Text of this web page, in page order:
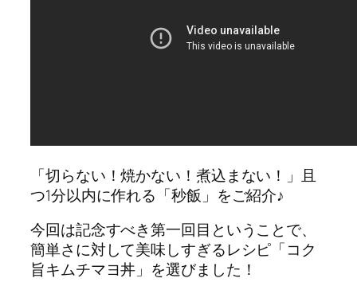
「切らない！焼かない！煮込まない！」且
つ1分以内に作れる「秒飯」をご紹介♪
今回は記念すべき第一回目ということで、
簡単さに対して美味しすぎるレシピ「コク
旨キムチマヨ丼」を選びました！